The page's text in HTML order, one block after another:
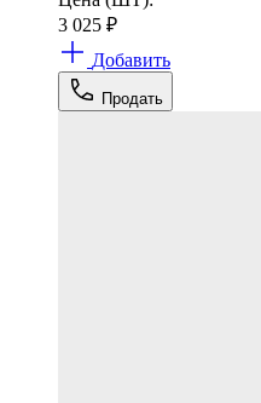
3 025 ₽
Добавить
Продать